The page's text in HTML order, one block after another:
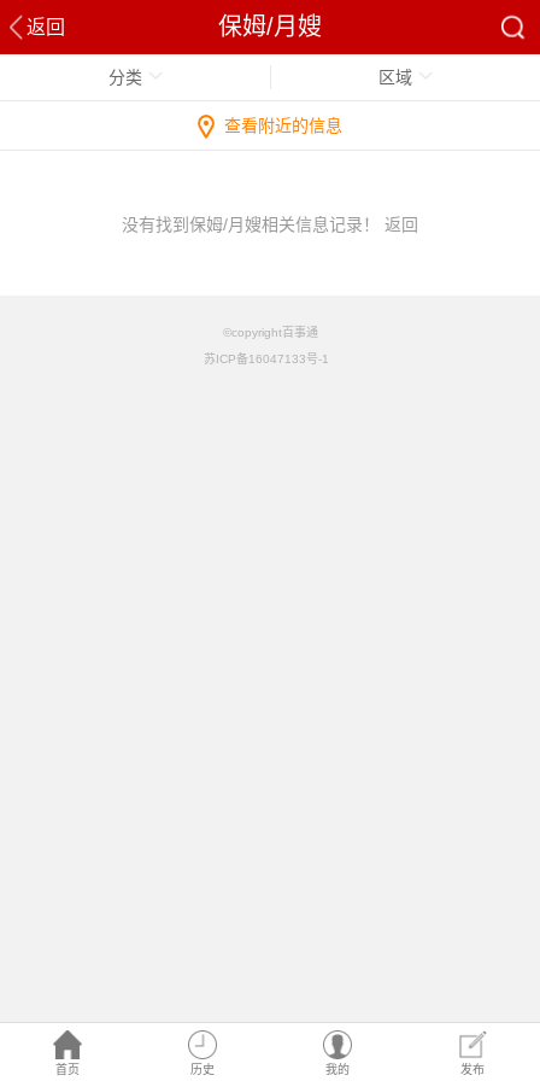
返回 保姆/月嫂
首页 历史 我的 发布
分类 区域
查看附近的信息
没有找到保姆/月嫂相关信息记录！ 返回
©copyright百事通
苏ICP备16047133号-1